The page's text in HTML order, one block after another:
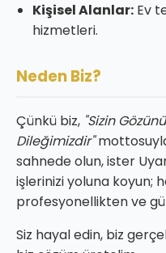
Kişisel Alanlar: Ev
hizmetleri.
Neden Biz?
Çünkü biz, "Sizin
Dileğimizdir"
sahnede olun, ister
işlerinizi yoluna koyun;
profesyonellikten ve
Siz hayal edin, biz